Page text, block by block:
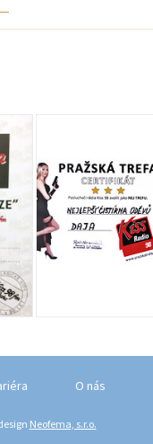
O nás
Neofema, s.r.o.